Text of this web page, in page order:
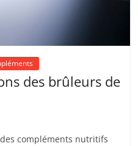
des brûleurs de
compléments nutritifs